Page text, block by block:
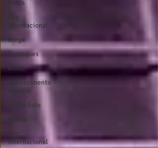
Hinos
Pop
Internacional
Brega
Destaques
Blues
Conhecimento
musical
Violão Solo
Poesia
Pop
Internacional